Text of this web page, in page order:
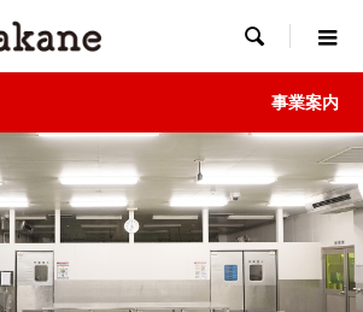

事業案内